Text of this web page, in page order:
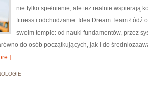
nie tylko spełnienie, ale też realnie wspierają
fitness i odchudzanie. Idea Dream Team Łódź
swoim tempie: od nauki fundamentów, przez
do osób początkujących, jak i do
]